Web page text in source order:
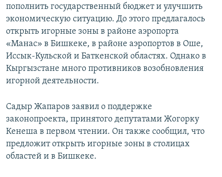
пополнить государственный бюджет и улучшить
экономическую ситуацию. До этого предлагалось
открыть игорные зоны в районе аэропорта
«Манас» в Бишкеке, в районе аэропортов в Оше,
Иссык-Кульской и Баткенской областях. Однако в
Кыргызстане много противников возобновления
игорной деятельности.
Садыр Жапаров заявил о поддержке
законопроекта, принятого депутатами Жогорку
Кенеша в первом чтении. Он также сообщил, что
предложит открыть игорные зоны в столицах
областей и в Бишкеке.